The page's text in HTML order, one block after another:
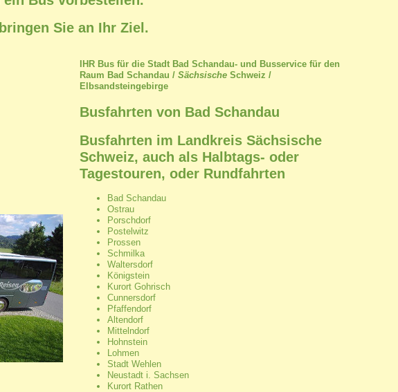
Sie an Ihr Ziel.
IHR Bus für die Stadt Bad Schandau- und Busservice für den
Raum Bad Schandau / SächsischeSchweiz /
Elbsandsteingebirge
Busfahrten von Bad Schandau
Busfahrten im Landkreis Sächsische
Schweiz, auch als Halbtags- oder
Tagestouren, oder Rundfahrten
Bad Schandau
Ostrau
Porschdorf
Postelwitz
Prossen
Schmilka
Waltersdorf
Königstein
Kurort Gohrisch
Cunnersdorf
Pfaffendorf
Altendorf
Mittelndorf
Hohnstein
Lohmen
Stadt Wehlen
Neustadt i. Sachsen
Kurort Rathen